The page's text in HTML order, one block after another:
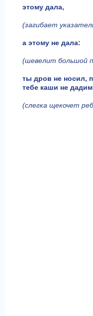
этому дала,
(загибает
а этому не дала:
(шевелит большой
ты дров не носил,
тебе каши не
(слегка щекочет